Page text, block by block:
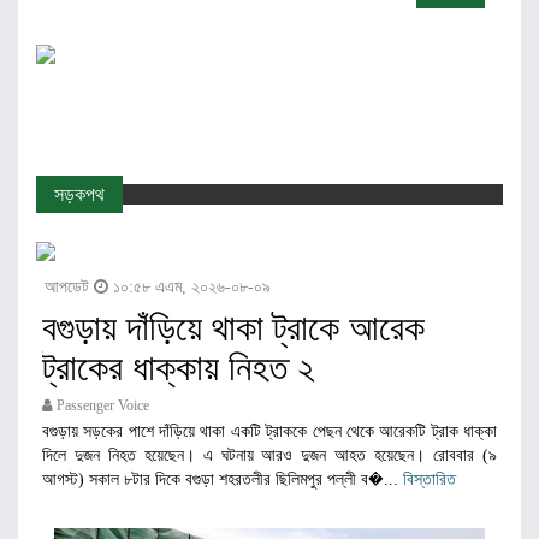
সড়কপথ
আপডেট ১০:৫৮ এএম, ২০২৬-০৮-০৯
বগুড়ায় দাঁড়িয়ে থাকা ট্রাকে আরেক
ট্রাকের ধাক্কায় নিহত ২
Passenger Voice
বগুড়ায় সড়কের পাশে দাঁড়িয়ে থাকা একটি ট্রাককে পেছন থেকে আরেকটি ট্রাক ধাক্কা
দিলে দুজন নিহত হয়েছেন। এ ঘটনায় আরও দুজন আহত হয়েছেন। রোববার (৯
আগস্ট) সকাল ৮টার দিকে বগুড়া শহরতলীর ছিলিমপুর পল্লী ব�... বিস্তারিত